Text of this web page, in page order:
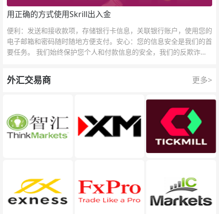
用正确的方式使用Skrill出入金
便利：发送和接收款项，存储银行卡信息，关联银行账户，使用您的
电子邮箱和密码随时随地方便支付。安心：您的信息安全是我们的首
要任务。 我们始终保护您个人和付款信息的安全，我们的反欺诈团
外汇交易商 更多>